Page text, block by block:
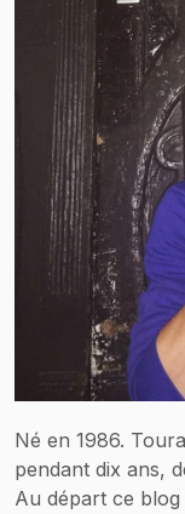
Né en 1986.
pendant dix ans,
Au départ ce